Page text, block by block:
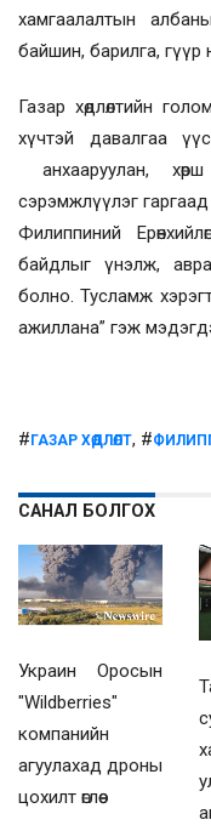
хамгаалалтын
байшин, барилга,
Газар хөдлөлтийн
хүчтэй давалгаа
анхааруулан,
сэрэмжлүүлэг гаргаад
Филиппиний
байдлыг үнэлж,
болно. Тусламж
ажиллана” гэж
#ГАЗАР ХӨДЛӨЛТ, #
САНАЛ БОЛГОХ
Украин Оросын
"Wildberries"
компанийн
агуулахад дроны
цохилт өглөө